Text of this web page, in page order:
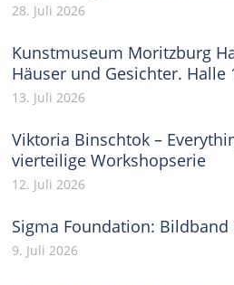
28. Juli 2026
Kunstmuseum Moritzburg
Häuser und Gesichter. Halle
13. Juli 2026
Viktoria Binschtok –
vierteilige Workshopserie
12. Juli 2026
Sigma Foundation: Bildband
9. Juli 2026